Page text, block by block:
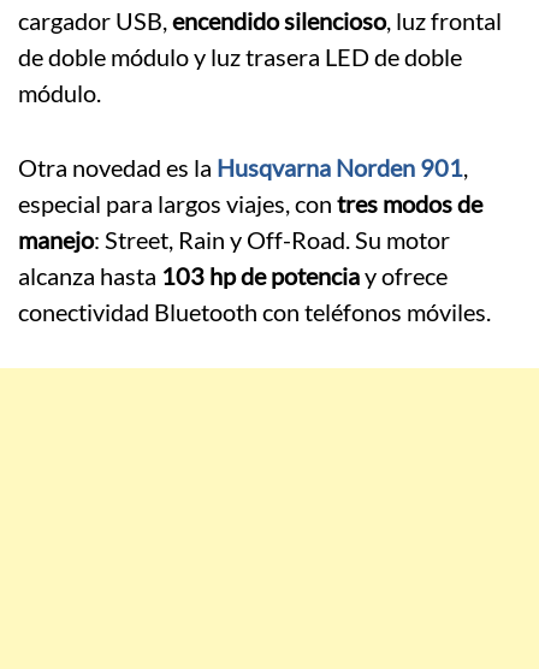
cargador USB, encendido silencioso, luz frontal
de doble módulo y luz trasera LED de doble
módulo.
Otra novedad es la Husqvarna Norden 901
especial para largos viajes, con tres modos de
manejo: Street, Rain y Off-Road. Su motor
alcanza hasta 103 hp de potenciay ofrece
conectividad Bluetooth con teléfonos móviles.